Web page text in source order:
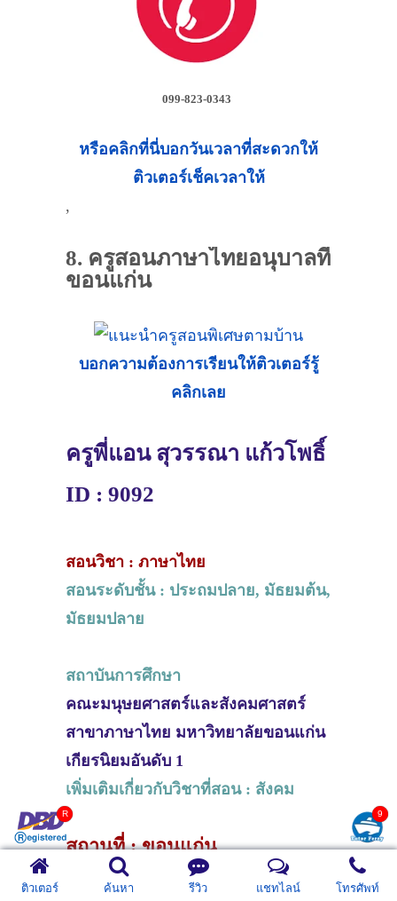
099-823-0343
หรือคลิกที่นี่บอกวันเวลาที่สะดวกให้
ติวเตอร์เช็คเวลาให้
,
8. ครูสอนภาษาไทยอนุบาลที่
ขอนแก่น
บอกความต้องการเรียนให้ติวเตอร์รู้
คลิกเลย
ครูพี่แอน สุวรรณา แก้วโพธิ์
ID : 9092
สอนวิชา : ภาษาไทย
สอนระดับชั้น : ประถมปลาย, มัธยมต้น,
มัธยมปลาย
สถาบันการศึกษา
คณะมนุษยศาสตร์และสังคมศาสตร์
สาขาภาษาไทย มหาวิทยาลัยขอนแก่น
เกียรนิยมอันดับ 1
เพิ่มเติมเกี่ยวกับวิชาที่สอน : สังคม
สถานที่ : ขอนแก่น
จังหวัด : ขอนแก่น
ติวเตอร์ ค้นหา รีวิว แชทไลน์ โทรศัพท์